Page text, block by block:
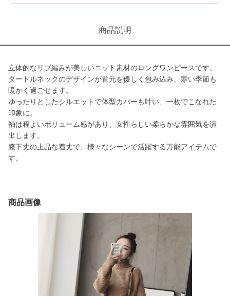
商品説明
立体的なリブ編みが美しいニット素材のロングワンピースです。
タートルネックのデザインが首元を優しく包み込み、寒い季節も
暖かく過ごせます。
ゆったりとしたシルエットで体型カバーも叶い、一枚でこなれた
印象に。
袖は程よいボリューム感があり、女性らしい柔らかな雰囲気を演
出します。
膝下丈の上品な着丈で、様々なシーンで活躍する万能アイテムで
す。
商品画像